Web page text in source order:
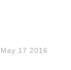
May 17 2016